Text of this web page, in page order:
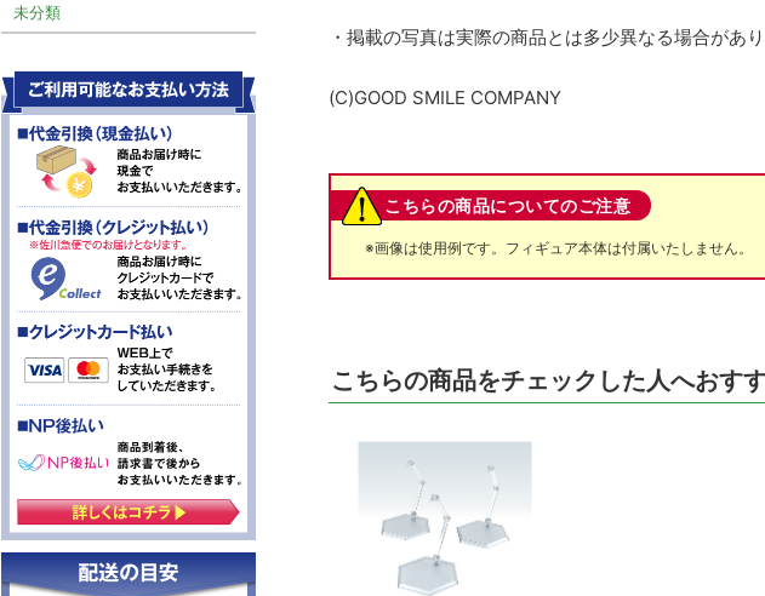
・掲載の写真は実際の商品とは多少異なる場合があり
(C)GOOD SMILE COMPANY
こちらの商品についてのご注意
※画像は使用例です。フィギュア本体は付属いたしません。
こちらの商品をチェックした人へおす
未分類